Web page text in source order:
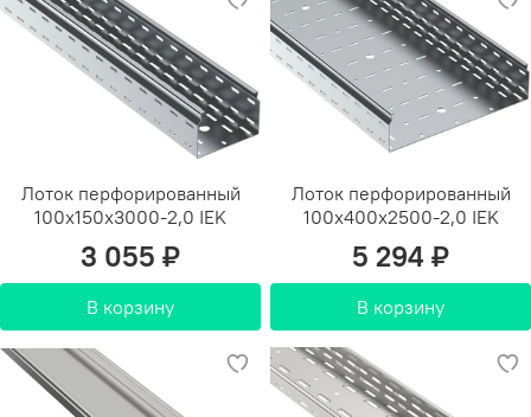
Лоток перфорированный
100х150х3000-2,0 IEK
3 055 ₽
В корзину
Лоток перфорированный
100х400х2500-2,0 IEK
5 294 ₽
В корзину